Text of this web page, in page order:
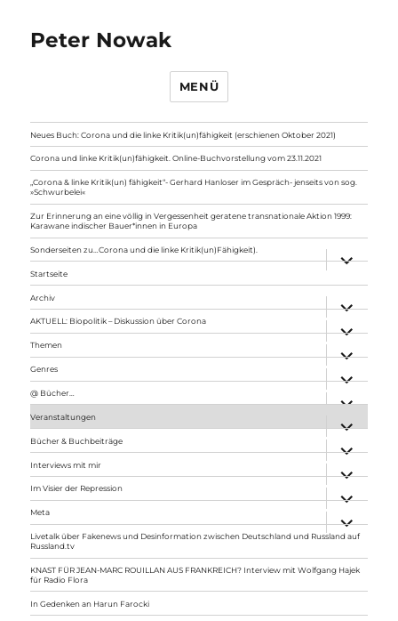
Peter Nowak
MENÜ
Neues Buch: Corona und die linke Kritik(un)fähigkeit (erschienen Oktober 2021)
Corona und linke Kritik(un)fähigkeit. Online-Buchvorstellung vom 23.11.2021
„Corona & linke Kritik(un) fähigkeit“- Gerhard Hanloser im Gespräch- jenseits von sog.
»Schwurbelei«
Zur Erinnerung an eine völlig in Vergessenheit geratene transnationale Aktion 1999:
Karawane indischer Bauer*innen in Europa
Sonderseiten zu…Corona und die linke Kritik(un)Fähigkeit).
anzeigen
Startseite
Archiv
anzeigen
AKTUELL: Biopolitik – Diskussion über Corona
anzeigen
Themen
anzeigen
Genres
anzeigen
@ Bücher…
Veranstaltungen
anzeigen
Bücher & Buchbeiträge
anzeigen
Interviews mit mir
anzeigen
Im Visier der Repression
anzeigen
Meta
anzeigen
Livetalk über Fakenews und Desinformation zwischen Deutschland und Russland auf
Russland.tv
KNAST FÜR JEAN-MARC ROUILLAN AUS FRANKREICH? Interview mit Wolfgang Hajek
für Radio Flora
In Gedenken an Harun Farocki